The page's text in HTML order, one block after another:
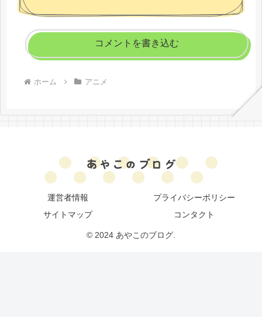
コメントを書き込む
ホーム アニメ
運営者情報
プライバシーポリシー
サイトマップ
コンタクト
© 2024 あやこのブログ.